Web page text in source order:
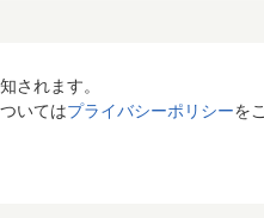
されます。
いてはプライバシーポリシーを